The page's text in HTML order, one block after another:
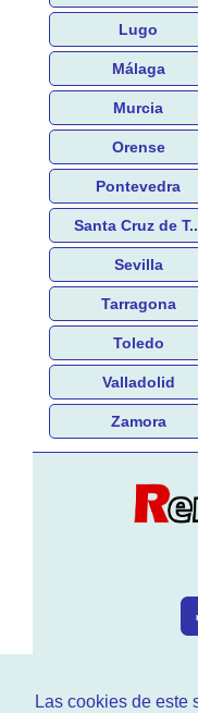
Las cookies de este
Lugo
Málaga
Murcia
Orense
Pontevedra
Santa Cruz de
Sevilla
Tarragona
Toledo
Valladolid
Zamora